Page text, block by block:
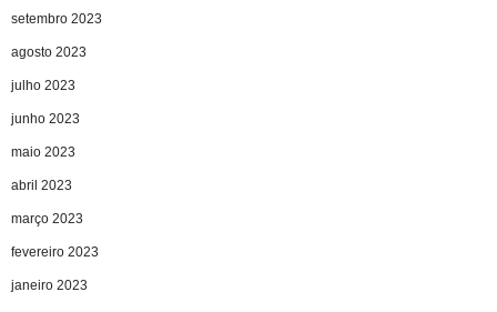
setembro 2023
agosto 2023
julho 2023
junho 2023
maio 2023
abril 2023
março 2023
fevereiro 2023
janeiro 2023